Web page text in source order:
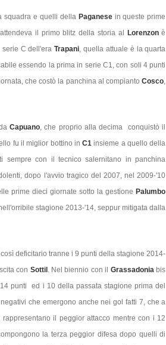
squadra e quelli della Paganesein queste prime
il primo blitz della storia al Lorenzonè
serie C dell'eraTrapani, quella attuale è la quarta
essendo la prima in serie C1, con soli 4 punti
che costò la panchina al compiantoCosco,
Capuano, che proprio alla decima conquistò il
fu il miglior bottino in C1 insieme a quello della
sempre con il tecnico salernitano in panchina
dopo l'avvio tragico del 2007, nel 2009-'10
prime dieci giornate sotto la gestione Palumbo
stagione 2013-'14, seppur mitigata dalla
deficitario tranne i 9 punti della stagione 2014-
con Sottil . Nel biennio con il Grassadoniabis
punti ed i 10 della passata stagione prima del
che emergono anche nei gol fatti 7, che a
rappresentano il peggior attacco mentre con i 12
la terza peggior difesa dopo quelli di